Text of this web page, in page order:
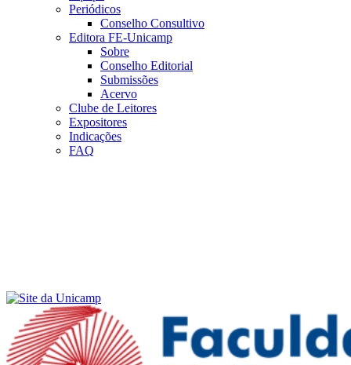
Periódicos
Conselho Consultivo
Editora FE-Unicamp
Sobre
Conselho Editorial
Submissões
Acervo
Clube de Leitores
Expositores
Indicações
FAQ